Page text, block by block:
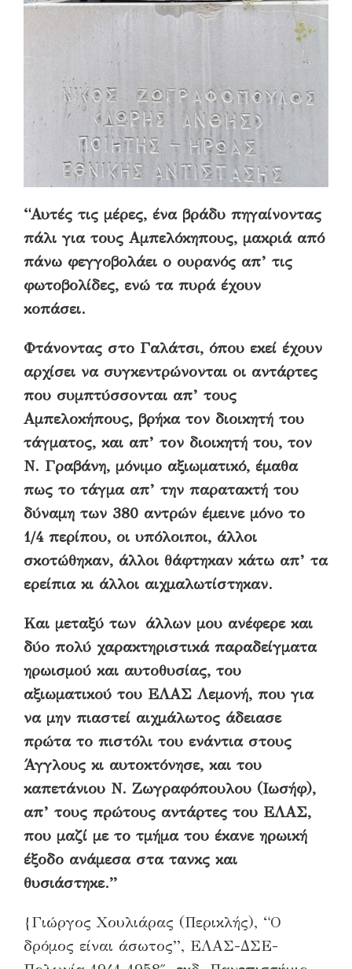
“Αυτές τις μέρες, ένα βράδυ πηγαίνοντας
πάλι για τους Αμπελόκηπους, μακριά από
πάνω φεγγοβολάει ο ουρανός απ’ τις
φωτοβολίδες, ενώ τα πυρά έχουν
κοπάσει.
Φτάνοντας στο Γαλάτσι, όπου εκεί έχουν
αρχίσει να συγκεντρώνονται οι αντάρτες
που συμπτύσσονται απ’ τους
Αμπελοκήπους, βρήκα τον διοικητή του
τάγματος, και απ’ τον διοικητή του, τον
Ν. Γραβάνη, μόνιμο αξιωματικό, έμαθα
πως το τάγμα απ’ την παρατακτή του
δύναμη των 380 αντρών έμεινε μόνο το
1/4 περίπου, οι υπόλοιποι, άλλοι
σκοτώθηκαν, άλλοι θάφτηκαν κάτω απ’ τα
ερείπια κι άλλοι αιχμαλωτίστηκαν.
Και μεταξύ των άλλων μου ανέφερε και
δύο πολύ χαρακτηριστικά παραδείγματα
ηρωισμού και αυτοθυσίας, του
αξιωματικού του ΕΛΑΣ Λεμονή, που για
να μην πιαστεί αιχμάλωτος άδειασε
πρώτα το πιστόλι του ενάντια στους
Άγγλους κι αυτοκτόνησε, και του
καπετάνιου Ν. Ζωγραφόπουλου (Ιωσήφ),
απ’ τους πρώτους αντάρτες του ΕΛΑΣ,
που μαζί με το τμήμα του έκανε ηρωική
έξοδο ανάμεσα στα τανκς και
θυσιάστηκε.”
{Γιώργος Χουλιάρας (Περικλής), “Ο
δρόμος είναι άσωτος”, ΕΛΑΣ-ΔΣΕ-